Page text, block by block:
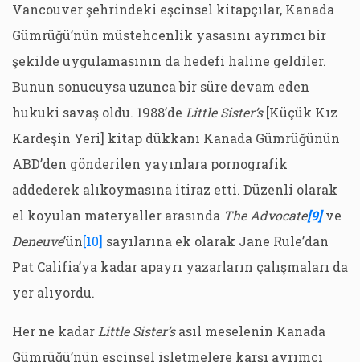
Vancouver şehrindeki eşcinsel kitapçılar, Kanada
Gümrüğü’nün müstehcenlik yasasını ayrımcı bir
şekilde uygulamasının da hedefi haline geldiler.
Bunun sonucuysa uzunca bir süre devam eden
hukuki savaş oldu. 1988’de Little Sister’s [Küçük Kız
Kardeşin Yeri] kitap dükkanı Kanada Gümrüğünün
ABD’den gönderilen yayınlara pornografik
addederek alıkoymasına itiraz etti. Düzenli olarak
el koyulan materyaller arasında The Advocate[9]ve
Deneuve’ün[10] sayılarına ek olarak Jane Rule’dan
Pat Califia’ya kadar apayrı yazarların çalışmaları da
yer alıyordu.
Her ne kadar Little Sister’sasıl meselenin Kanada
Gümrüğü’nün eşcinsel işletmelere karşı ayrımcı